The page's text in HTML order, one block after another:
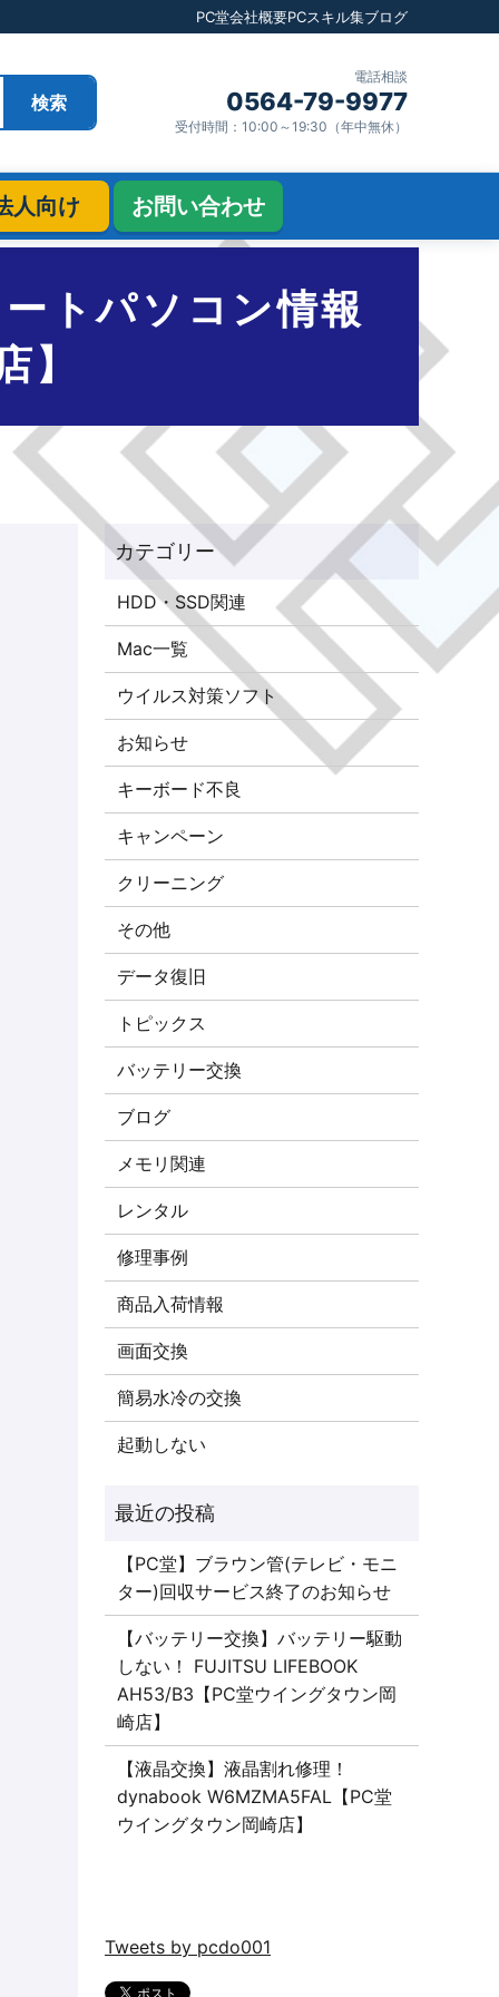
PC堂会社概要PCスキル集ブログ
検索
電話相談
0564-79-9977
受付時間：10:00～19:30（年中無休）
人向け お問い合わせ
トパソコン情報
】
HDD・SSD関連
Mac一覧
ウイルス対策ソフト
お知らせ
キーボード不良
キャンペーン
クリーニング
その他
データ復旧
トピックス
バッテリー交換
ブログ
メモリ関連
レンタル
修理事例
商品入荷情報
画面交換
簡易水冷の交換
起動しない
【PC堂】ブラウン管(テレビ・モニ
ター)回収サービス終了のお知らせ
【バッテリー交換】バッテリー駆動
しない！ FUJITSU LIFEBOOK
AH53/B3【PC堂ウイングタウン岡
崎店】
【液晶交換】液晶割れ修理！
dynabook W6MZMA5FAL【PC堂
ウイングタウン岡崎店】
Tweets by pcdo001